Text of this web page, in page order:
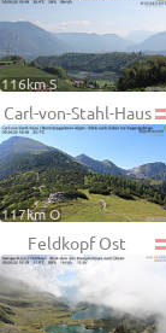
116km S
Carl-von-Stahl-Haus
117km O
Feldkopf Ost